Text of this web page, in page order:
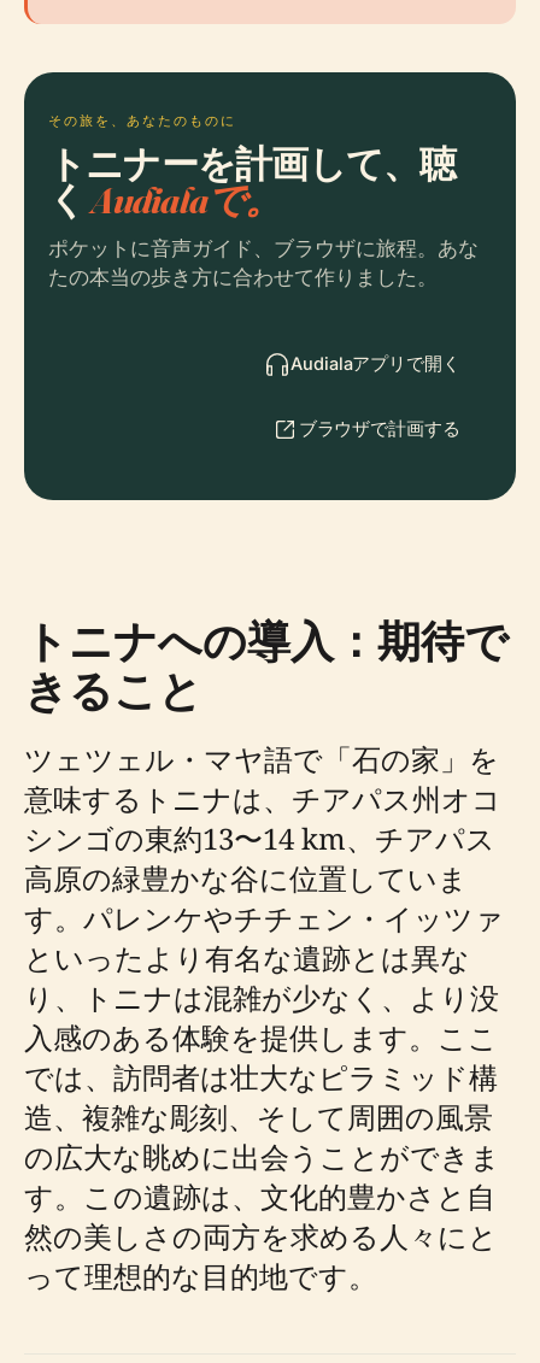
その旅を、あなたのものに
トニナーを計画して、聴
くAudialaで。
ポケットに音声ガイド、ブラウザに旅程。あな
たの本当の歩き方に合わせて作りました。
Audialaアプリで開く
ブラウザで計画する
トニナへの導入：期待で
きること
ツェツェル・マヤ語で「石の家」を
意味するトニナは、チアパス州オコ
シンゴの東約13〜14 km、チアパス
高原の緑豊かな谷に位置していま
す。パレンケやチチェン・イッツァ
といったより有名な遺跡とは異な
り、トニナは混雑が少なく、より没
入感のある体験を提供します。ここ
では、訪問者は壮大なピラミッド構
造、複雑な彫刻、そして周囲の風景
の広大な眺めに出会うことができま
す。この遺跡は、文化的豊かさと自
然の美しさの両方を求める人々にと
って理想的な目的地です。